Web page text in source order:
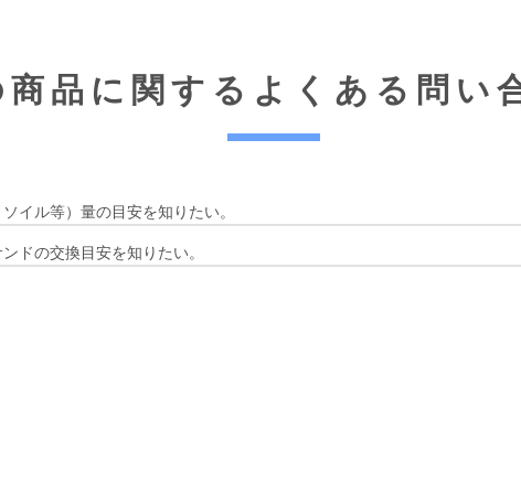
商品に関する よくある問い
イル等）量の目安を知りたい。
ドの交換目安を知りたい。